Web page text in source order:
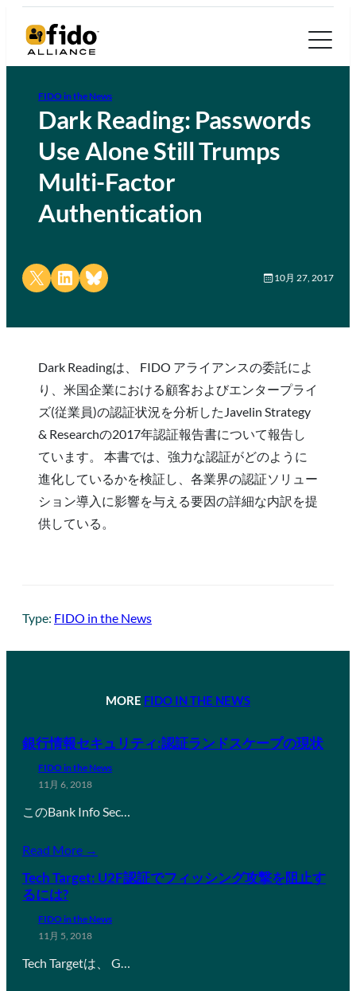
FIDO in the News
Dark Reading: Passwords
Use Alone Still Trumps
Multi-Factor
Authentication
Share on X Share on LinkedIn
Share on Bluesky 10月 27, 2017
Dark Readingは、 FIDO アライアンスの委託によ
り、米国企業における顧客およびエンタープライ
ズ(従業員)の認証状況を分析したJavelin Strategy
& Researchの2017年認証報告書について報告し
ています。 本書では、強力な認証がどのように
進化しているかを検証し、各業界の認証ソリュー
ション導入に影響を与える要因の詳細な内訳を提
供している。
Type: FIDO in the News
MORE FIDO IN THE NEWS
銀行情報セキュリティ:認証ランドスケープの現状
FIDO in the News
11月 6, 2018
このBank Info Sec…
Read More →
Tech Target: U2F認証でフィッシング攻撃を阻止す
るには?
FIDO in the News
11月 5, 2018
Tech Targetは、 G…